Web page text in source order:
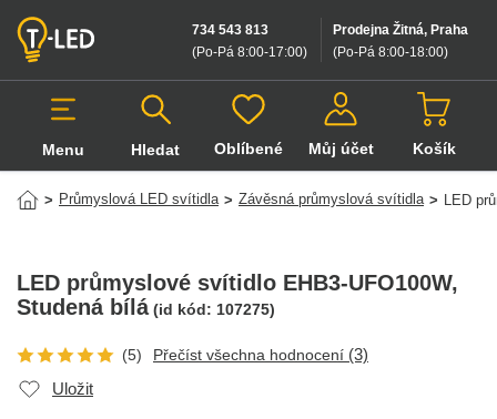
Prodejna Žitná, Praha
(Po-Pá 8:00-18:00)
734 543 813
(Po-Pá 8:00-17:00)
Menu Hledat
Hledat v produktech
Oblíbené Můj účet Košík
> Průmyslová LED svítidla > Závěsná průmyslová svítidla > LED
LED průmyslové svítidlo EHB3-UFO100W,
Studená bílá (id kód: 107275)
(5) Přečíst všechna hodnocení (3)
Uložit